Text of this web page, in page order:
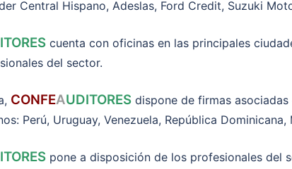
Central Hispano, Adeslas, Ford Credit, Suzuki
cuenta con oficinas en las principales
del sector.
CONFEAUDITORES dispone de firmas
Perú, Uruguay, Venezuela, República
pone a disposición de los profesionales del